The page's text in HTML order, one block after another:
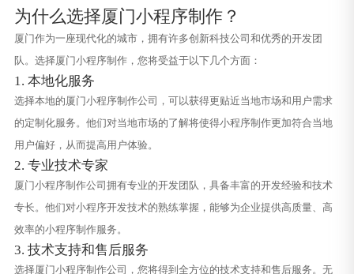
为什么选择厦门小程序制作？
厦门作为一座现代化的城市，拥有许多创新科技公司和优秀的开发团
队。选择厦门小程序制作，您将受益于以下几个方面：
1. 本地化服务
选择本地的厦门小程序制作公司，可以获得更贴近当地市场和用户需求
的定制化服务。他们对当地市场的了解将使得小程序制作更加符合当地
用户偏好，从而提高用户体验。
2. 专业技术专家
厦门小程序制作公司拥有专业的开发团队，具备丰富的开发经验和技术
专长。他们对小程序开发技术的熟练掌握，能够为企业提供高质量、高
效率的小程序制作服务。
3. 技术支持和售后服务
选择厦门小程序制作公司，您将得到全方位的技术支持和售后服务。无